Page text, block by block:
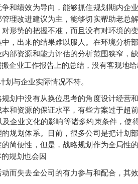
绩效为导向，能够抓住规划期内企
理改进建议为主，能够切实帮助老总
形势的把握不准，而且没有对环境的
，出来的结果难以服人。在环境分析
部资源和能力评估的分析范围狭窄，
企业工作报告上的总结，没有客观地
与企业实际情况不符。
中没有从换位思考的角度设计经营
和资源的保证水平，有些方案过于超
企业文化的影响等诸多约束条件，使
规划体系。目前，很多公司是把计划
简便性，但是，战略规划作为全局性
规划也会因
失去全公司的有力参与和配合，其